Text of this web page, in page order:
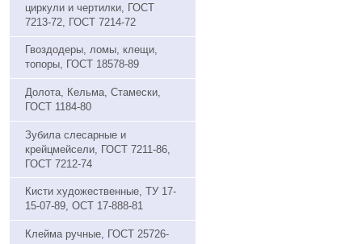
циркули и чертилки, ГОСТ
7213-72, ГОСТ 7214-72
Гвоздодеры, ломы, клещи,
топоры, ГОСТ 18578-89
Долота, Кельма, Стамески,
ГОСТ 1184-80
Зубила слесарные и
крейцмейсели, ГОСТ 7211-86,
ГОСТ 7212-74
Кисти художественные, ТУ 17-
15-07-89, ОСТ 17-888-81
Клейма ручные, ГОСТ 25726-